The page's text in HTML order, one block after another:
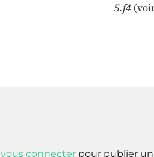
5.f4
vous connecter pour publier